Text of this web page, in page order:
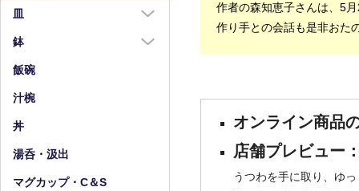
作者の森知恵子さんは、5
作り手との会話も是非おた
オンライン商品
店舗プレビュー
うつわを手に取り、ゆ
皿
大皿（8寸以上）
中皿（5～7寸）
小皿（4寸以下）
鉢
大鉢（8寸以上）
中鉢（5～7寸）
飯碗
汁椀
丼
湯呑・汲出
マグカップ・C＆S